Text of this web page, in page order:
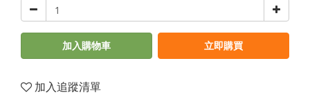
加入購物車 立即購買
加入追蹤清單